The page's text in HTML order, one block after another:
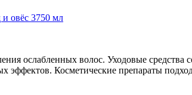
овёс 3750 мл
ослабленных волос. Уходовые средства
Косметические препараты